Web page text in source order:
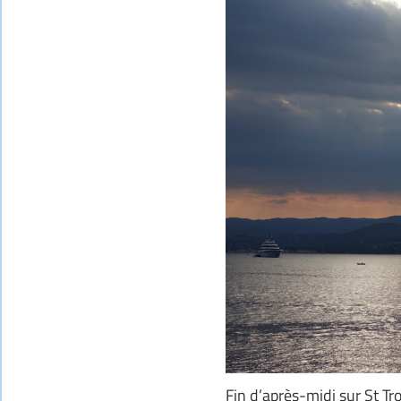
Fin d’après-midi sur St